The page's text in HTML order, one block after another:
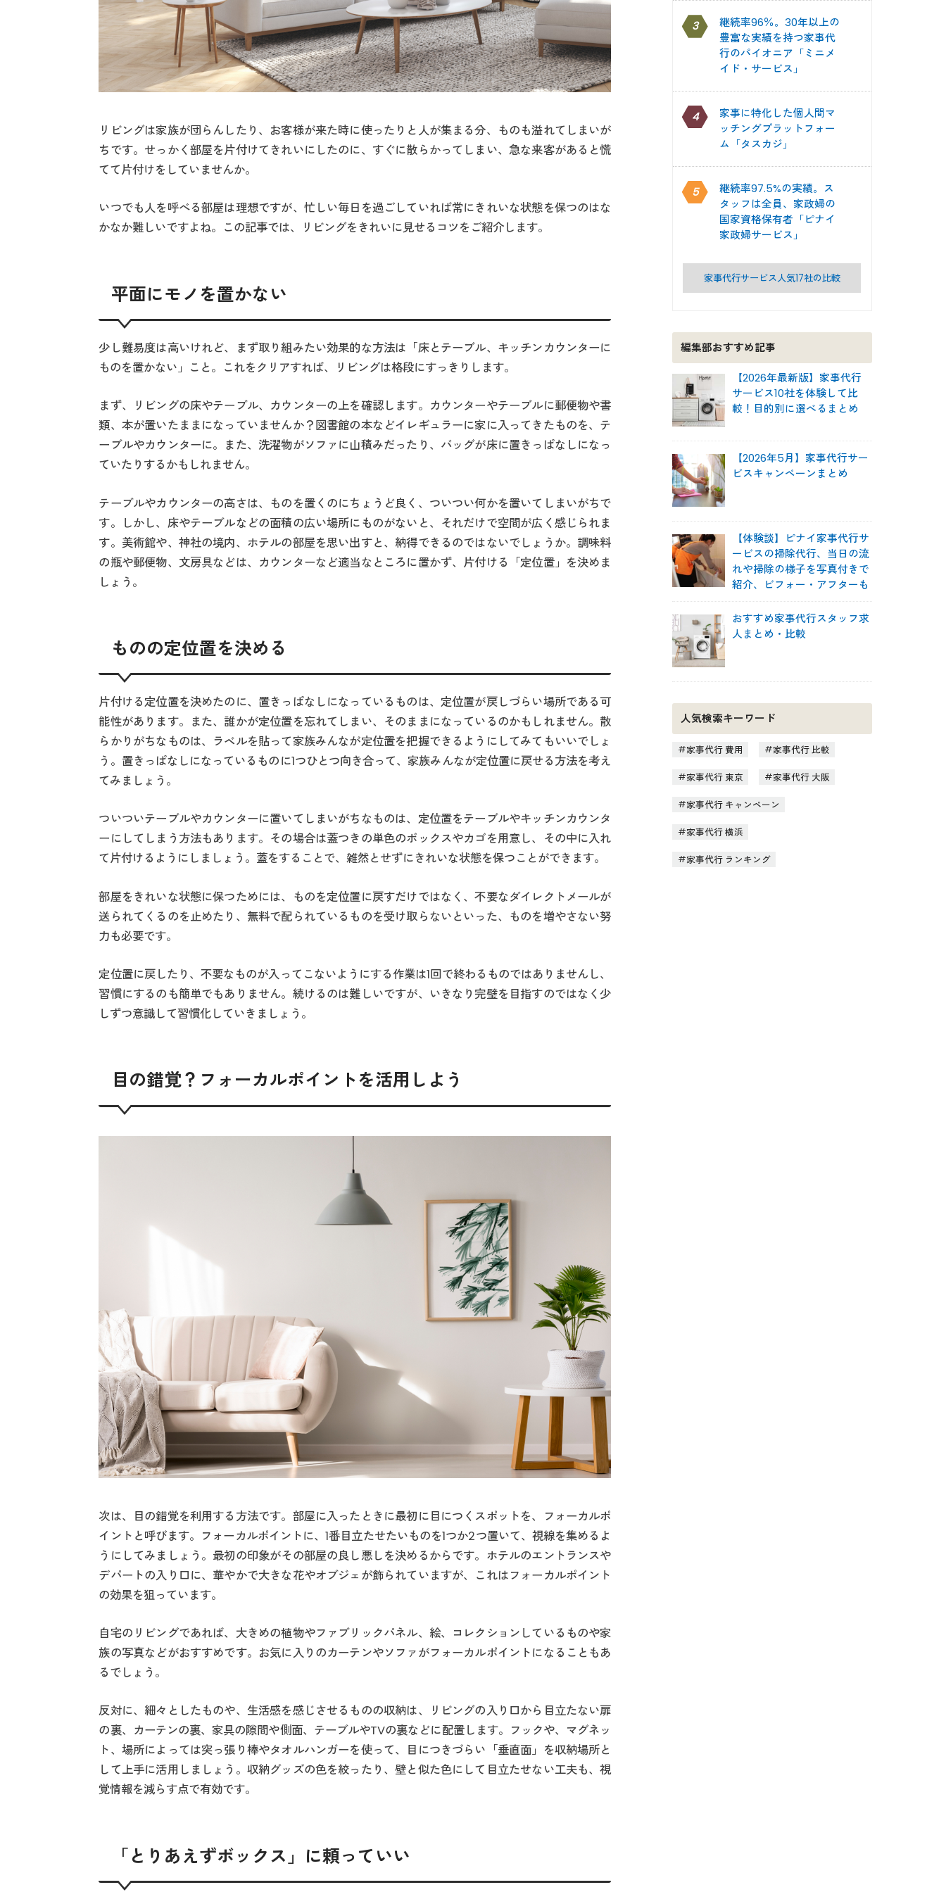
リビングは家族が団らんしたり、お客様が来た時に使ったりと人が集まる分、ものも溢れてしまいが
ちです。せっかく部屋を片付けてきれいにしたのに、すぐに散らかってしまい、急な来客があると慌
てて片付けをしていませんか。
いつでも人を呼べる部屋は理想ですが、忙しい毎日を過ごしていれば常にきれいな状態を保つのはな
かなか難しいですよね。この記事では、リビングをきれいに見せるコツをご紹介します。
平面にモノを置かない
少し難易度は高いけれど、まず取り組みたい効果的な方法は「床とテーブル、キッチンカウンターに
ものを置かない」こと。これをクリアすれば、リビングは格段にすっきりします。
まず、リビングの床やテーブル、カウンターの上を確認します。カウンターやテーブルに郵便物や書
類、本が置いたままになっていませんか？図書館の本などイレギュラーに家に入ってきたものを、テ
ーブルやカウンターに。また、洗濯物がソファに山積みだったり、バッグが床に置きっぱなしになっ
ていたりするかもしれません。
テーブルやカウンターの高さは、ものを置くのにちょうど良く、ついつい何かを置いてしまいがちで
す。しかし、床やテーブルなどの面積の広い場所にものがないと、それだけで空間が広く感じられま
す。美術館や、神社の境内、ホテルの部屋を思い出すと、納得できるのではないでしょうか。調味料
の瓶や郵便物、文房具などは、カウンターなど適当なところに置かず、片付ける「定位置」を決めま
しょう。
ものの定位置を決める
片付ける定位置を決めたのに、置きっぱなしになっているものは、定位置が戻しづらい場所である可
能性があります。また、誰かが定位置を忘れてしまい、そのままになっているのかもしれません。散
らかりがちなものは、ラベルを貼って家族みんなが定位置を把握できるようにしてみてもいいでしょ
う。置きっぱなしになっているものに1つひとつ向き合って、家族みんなが定位置に戻せる方法を考え
てみましょう。
ついついテーブルやカウンターに置いてしまいがちなものは、定位置をテーブルやキッチンカウンタ
ーにしてしまう方法もあります。その場合は蓋つきの単色のボックスやカゴを用意し、その中に入れ
て片付けるようにしましょう。蓋をすることで、雑然とせずにきれいな状態を保つことができます。
部屋をきれいな状態に保つためには、ものを定位置に戻すだけではなく、不要なダイレクトメールが
送られてくるのを止めたり、無料で配られているものを受け取らないといった、ものを増やさない努
力も必要です。
定位置に戻したり、不要なものが入ってこないようにする作業は1回で終わるものではありませんし、
習慣にするのも簡単でもありません。続けるのは難しいですが、いきなり完璧を目指すのではなく少
しずつ意識して習慣化していきましょう。
目の錯覚？フォーカルポイントを活用しよう
次は、目の錯覚を利用する方法です。部屋に入ったときに最初に目につくスポットを、フォーカルポ
イントと呼びます。フォーカルポイントに、1番目立たせたいものを1つか2つ置いて、視線を集めるよ
うにしてみましょう。最初の印象がその部屋の良し悪しを決めるからです。ホテルのエントランスや
デパートの入り口に、華やかで大きな花やオブジェが飾られていますが、これはフォーカルポイント
の効果を狙っています。
自宅のリビングであれば、大きめの植物やファブリックパネル、絵、コレクションしているものや家
族の写真などがおすすめです。お気に入りのカーテンやソファがフォーカルポイントになることもあ
るでしょう。
反対に、細々としたものや、生活感を感じさせるものの収納は、リビングの入り口から目立たない扉
の裏、カーテンの裏、家具の隙間や側面、テーブルやTVの裏などに配置します。フックや、マグネッ
ト、場所によっては突っ張り棒やタオルハンガーを使って、目につきづらい「垂直面」を収納場所と
して上手に活用しましょう。収納グッズの色を絞ったり、壁と似た色にして目立たせない工夫も、視
覚情報を減らす点で有効です。
「とりあえずボックス」に頼っていい
3
継続率96％。30年以上の
豊富な実績を持つ家事代
行のパイオニア「ミニメ
イド・サービス」
4
家事に特化した個人間マ
ッチングプラットフォー
ム「タスカジ」
5
継続率97.5%の実績。ス
タッフは全員、家政婦の
国家資格保有者「ピナイ
家政婦サービス」
家事代行サービス人気17社の比較
編集部おすすめ記事
【2026年最新版】家事代行
サービス10社を体験して比
較！目的別に選べるまとめ
【2026年5月】家事代行サー
ビスキャンペーンまとめ
【体験談】ピナイ家事代行サ
ービスの掃除代行、当日の流
れや掃除の様子を写真付きで
紹介、ビフォー・アフターも
おすすめ家事代行スタッフ求
人まとめ・比較
人気検索キーワード
家事代行 費用 家事代行 比較
家事代行 東京 家事代行 大阪
家事代行 キャンペーン
家事代行 横浜
家事代行 ランキング